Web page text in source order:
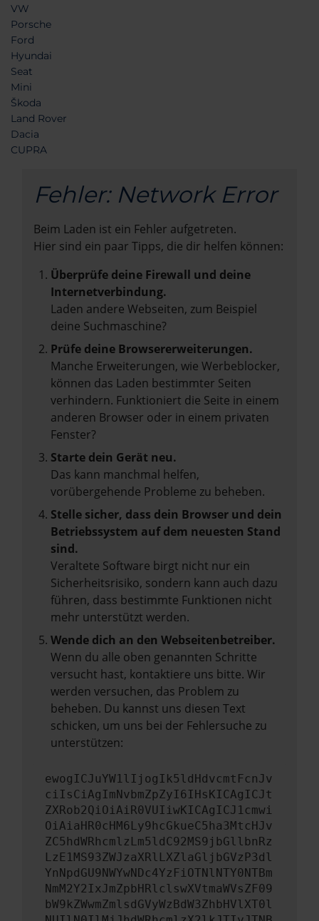
VW
Porsche
Ford
Hyundai
Seat
Mini
Škoda
Land Rover
Dacia
CUPRA
Fehler: Network Error
Beim Laden ist ein Fehler aufgetreten.
Hier sind ein paar Tipps, die dir helfen können:
Überprüfe deine Firewall und deine
Internetverbindung.
Laden andere Webseiten, zum Beispiel
deine Suchmaschine?
Prüfe deine Browsererweiterungen.
Manche Erweiterungen, wie Werbeblocker,
können das Laden bestimmter Seiten
verhindern. Funktioniert die Seite in einem
anderen Browser oder in einem privaten
Fenster?
Starte dein Gerät neu.
Das kann manchmal helfen,
vorübergehende Probleme zu beheben.
Stelle sicher, dass dein Browser und dein
Betriebssystem auf dem neuesten Stand
sind.
Veraltete Software birgt nicht nur ein
Sicherheitsrisiko, sondern kann auch dazu
führen, dass bestimmte Funktionen nicht
mehr unterstützt werden.
Wende dich an den Webseitenbetreiber.
Wenn du alle oben genannten Schritte
versucht hast, kontaktiere uns bitte. Wir
werden versuchen, das Problem zu
beheben. Du kannst uns diesen Text
schicken, um uns bei der Fehlersuche zu
unterstützen:
ewogICJuYW1lIjogIk5ldHdvcmtFcnJv
ciIsCiAgImNvbmZpZyI6IHsKICAgICJt
ZXRob2QiOiAiR0VUIiwKICAgICJ1cmwi
OiAiaHR0cHM6Ly9hcGkueC5ha3MtcHJv
ZC5hdWRhcmlzLm5ldC92MS9jbGllbnRz
LzE1MS93ZWJzaXRlLXZlaGljbGVzP3dl
YnNpdGU9NWYwNDc4YzFiOTNlNTY0NTBm
NmM2Y2IxJmZpbHRlclswXVtmaWVsZF09
bW9kZWwmZmlsdGVyWzBdW3ZhbHVlXT0l